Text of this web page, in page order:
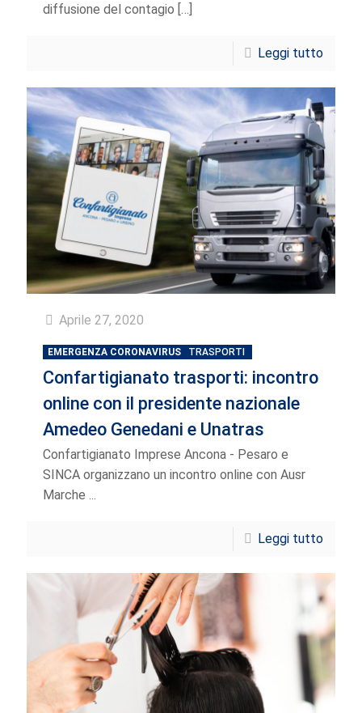
diffusione del contagio […]
Leggi tutto
Aprile 27, 2020
EMERGENZA CORONAVIRUS TRASPORTI
Confartigianato trasporti: incontro
online con il presidente nazionale
Amedeo Genedani e Unatras
Confartigianato Imprese Ancona - Pesaro e
SINCA organizzano un incontro online con Ausr
Marche ...
Leggi tutto